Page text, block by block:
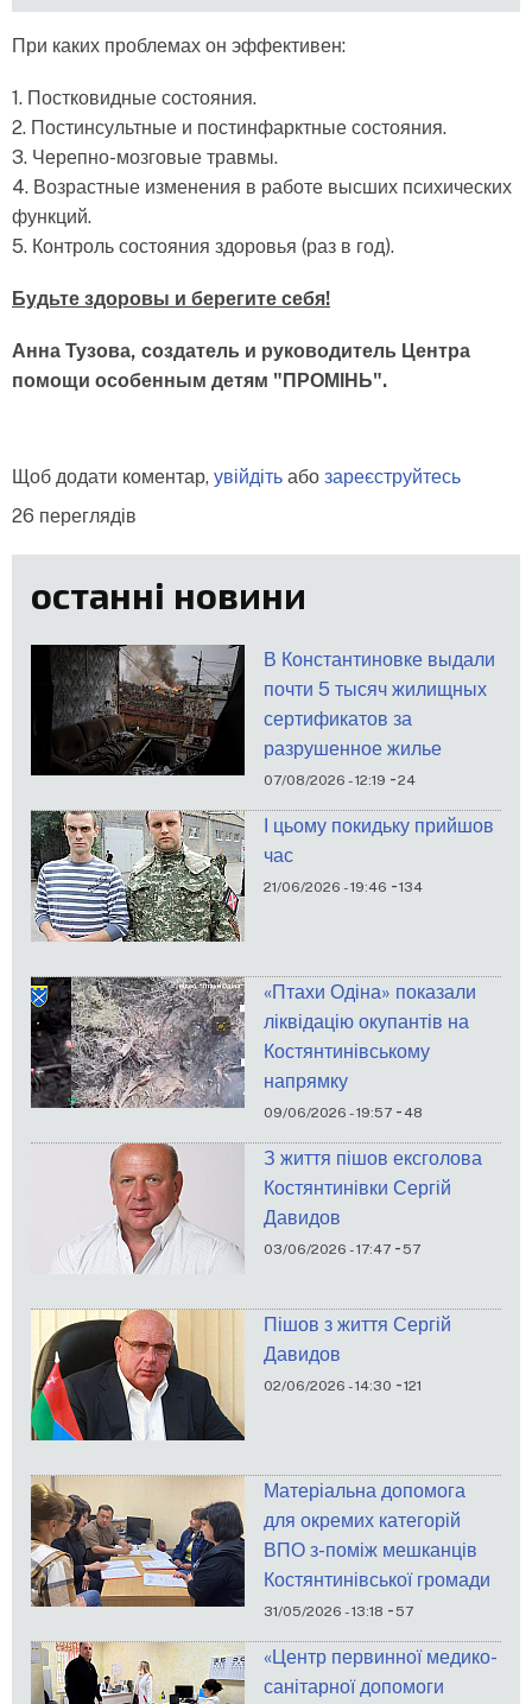
При каких проблемах он эффективен:
1. Постковидные состояния.
2. Постинсультные и постинфарктные состояния.
3. Черепно-мозговые травмы.
4. Возрастные изменения в работе высших психических
функций.
5. Контроль состояния здоровья (раз в год).
Будьте здоровы и берегите себя!
Анна Тузова, создатель и руководитель Центра
помощи особенным детям "ПРОМІНЬ".
Щоб додати коментар, увійдіть або зареєструйтесь
26 переглядів
останні новини
В Константиновке выдали
почти 5 тысяч жилищных
сертификатов за
разрушенное жилье
07/08/2026 - 12:19 -24
І цьому покидьку прийшов
час
21/06/2026 - 19:46 -134
«Птахи Одіна» показали
ліквідацію окупантів на
Костянтинівському
напрямку
09/06/2026 - 19:57 - 48
З життя пішов ексголова
Костянтинівки Сергій
Давидов
03/06/2026 - 17:47 -57
Пішов з життя Сергій
Давидов
02/06/2026 - 14:30 -121
Матеріальна допомога
для окремих категорій
ВПО з-поміж мешканців
Костянтинівської громади
31/05/2026 - 13:18 -57
«Центр первинної медико-
санітарної допомоги